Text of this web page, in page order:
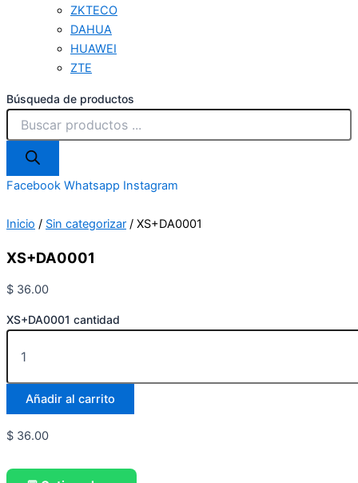
ZKTECO
DAHUA
HUAWEI
ZTE
Búsqueda de productos
Facebook Whatsapp Instagram
Inicio / Sin categorizar / XS+DA0001
XS+DA0001
$ 36.00
XS+DA0001 cantidad
Añadir al carrito
$ 36.00